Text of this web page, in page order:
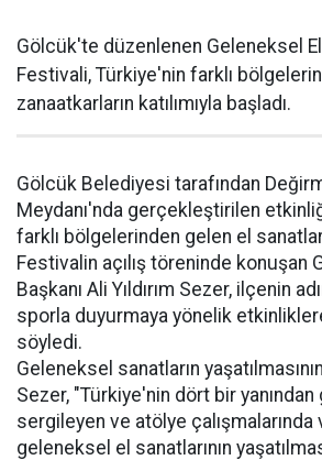
Gölcük'te düzenlenen Geleneksel El
Festivali, Türkiye'nin farklı
zanaatkarların katılımıyla başladı.
Gölcük Belediyesi tarafından
Meydanı'nda gerçekleştirilen
farklı bölgelerinden gelen el
Festivalin açılış töreninde konuşan
Başkanı Ali Yıldırım Sezer, ilçenin
sporla duyurmaya yönelik
söyledi.
Geleneksel sanatların
Sezer, "Türkiye'nin dört bir
sergileyen ve atölye
geleneksel el sanatlarının